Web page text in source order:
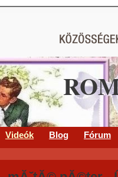
Videók Blog Fórum